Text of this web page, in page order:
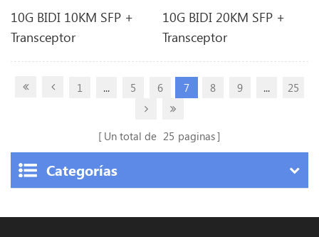
10G BIDI 10KM SFP +
Transceptor
10G BIDI 20KM SFP +
Transceptor
1 ... 5 6 7 8 9 ... 25
Un total de 25 paginas
Categorías